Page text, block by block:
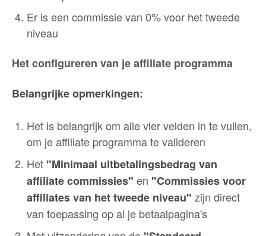
Er is een commissie van 0% voor het tweede
niveau
Het configureren van je affiliate programma
Belangrijke opmerkingen:
Het is belangrijk om alle vier velden in te vullen,
om je affiliate programma te valideren
Het "Minimaal uitbetalingsbedrag van
affiliate commissies" en "Commissies voor
affiliates van het tweede niveau" zijn direct
van toepassing op al je betaalpagina's